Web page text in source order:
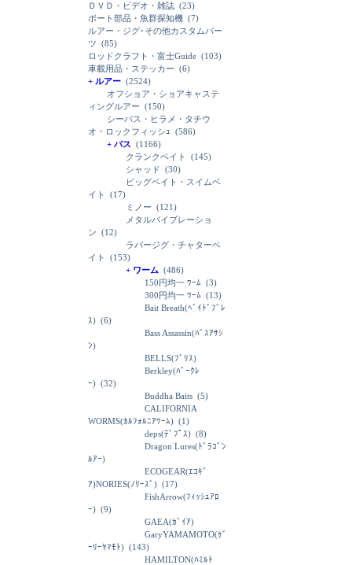
ＤＶＤ・ビデオ・雑誌 (23)
ボート部品・魚群探知機 (7)
ルアー・ジグ･その他カスタムパー
ツ (85)
ロッドクラフト・富士Guide (103)
車載用品・ステッカー (6)
+ ルアー (2524)
オフショア・ショアキャステ
ィングルアー (150)
シーバス・ヒラメ・タチウ
オ・ロックフィッシｭ (586)
+ バス (1166)
クランクベイト
(145)
シャッド (30)
ビッグベイト・スイムベ
イト
(17)
ミノー (121)
メタルバイブレーショ
ン (12)
ラバージグ・チャターベ
イト
(153)
+ ワーム (486)
150円均一 ﾜｰﾑ (3)
300円均一 ﾜｰﾑ (13)
Bait Breath(ﾍﾞｲﾄﾞﾌﾞﾚ
ｽ) (6)
Bass Assassin(ﾊﾞｽｱｻｼ
ﾝ)
BELLS(ﾌﾞﾘｽ)
Berkley(ﾊﾞｰｸﾚ
ｰ) (32)
Buddha Baits (5)
CALIFORNIA
WORMS(ｶﾙﾌｫﾙﾆｱﾜｰﾑ) (1)
deps(ﾃﾞﾌﾟｽ) (8)
Dragon Lures(ﾄﾞﾗｺﾞﾝ
ﾙｱｰ)
ECOGEAR(ｴｺｷﾞ
ｱ)NORIES(ﾉﾘｰｽﾞ) (17)
FishArrow(ﾌｨｯｼｭｱﾛ
ｰ) (9)
GAEA(ｶﾞｲｱ)
GaryYAMAMOTO(ｹﾞ
ｰﾘｰﾔﾏﾓﾄ) (143)
HAMILTON(ﾊﾐﾙﾄ